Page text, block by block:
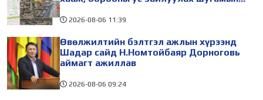
2026-08-06 11:39
Өвөлжилтийн бэлтгэл ажлын хүрээнд
Шадар сайд Н.Номтойбаяр Дорноговь
аймагт ажиллав
2026-08-06 09:24